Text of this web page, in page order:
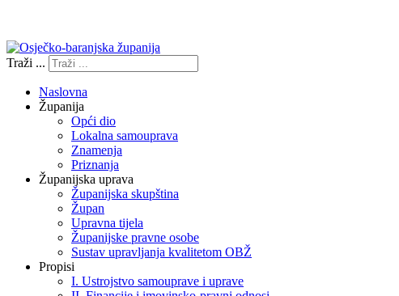
Traži ...
Naslovna
Županija
Opći dio
Lokalna samouprava
Znamenja
Priznanja
Županijska uprava
Županijska skupština
Župan
Upravna tijela
Županijske pravne osobe
Sustav upravljanja kvalitetom OBŽ
Propisi
I. Ustrojstvo samouprave i uprave